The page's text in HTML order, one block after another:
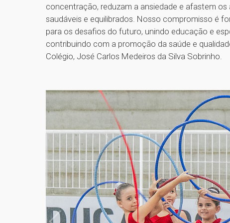
concentração, reduzam a ansiedade e afastem
saudáveis e equilibrados. Nosso compromisso é
para os desafios do futuro, unindo educação e
contribuindo com a promoção da saúde e
Colégio, José Carlos Medeiros da Silva Sobrinho.